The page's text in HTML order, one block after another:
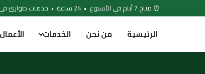
⏰ متاح 7 أيام في الأسبوع • 24 ساعة • خدمات طوارئ في كل مناطق الكويت
الرئيسية من نحن الخدمات الأعمال